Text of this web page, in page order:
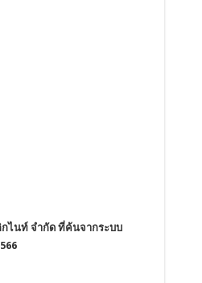
กไนท์ จำกัด ที่ค้นจากระบบ